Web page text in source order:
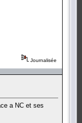
Journalisée
a NC et ses